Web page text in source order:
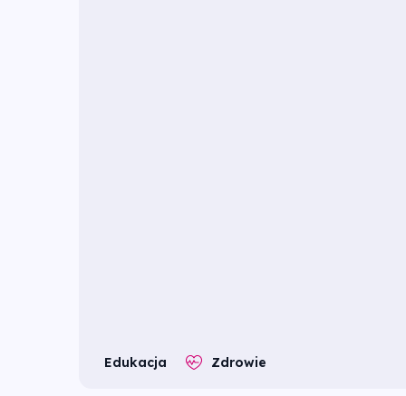
Edukacja Zdrowie